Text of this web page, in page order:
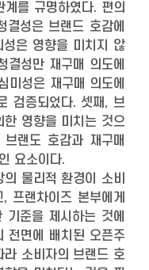
를 규명하였다. 편의
성은 브랜드 호감에
성은 영향을 미치지 않
결성만 재구매 의도에
미성은 재구매 의도에
검증되었다. 셋째, 브
영향을 미치는 것으
랜도 호감과 재구매
요소이다.
물리적 환경이 소비
프랜차이즈 본부에게
준을 제시하는 것에
전면에 배치된 오픈주
소비자의 브랜드 호